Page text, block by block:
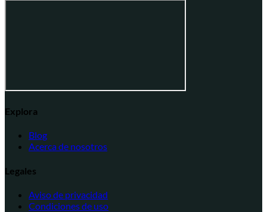
Explora
Blog
Acerca de nosotros
Legales
Aviso de privacidad
Condiciones de uso